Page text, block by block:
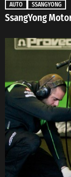
AUTO SSANGYONG
SsangYong